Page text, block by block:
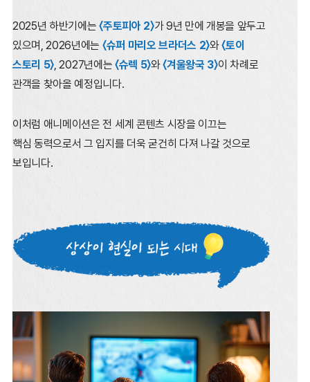
2025년 하반기에는〈주토피아 2〉가 9년 만에 개봉을 앞두고
있으며,2026년에는 〈슈퍼 마리오 브라더스 2〉와〈토이
스토리 5〉,2027년에는 〈슈렉 5〉와〈겨울왕국 3〉이 차례로
관객을 찾아올 예정입니다.
이처럼 애니메이션은 전 세계 콘텐츠 시장을 이끄는
핵심 동력으로서 그 입지를 더욱 굳건히 다져 나갈 것으로
보입니다.